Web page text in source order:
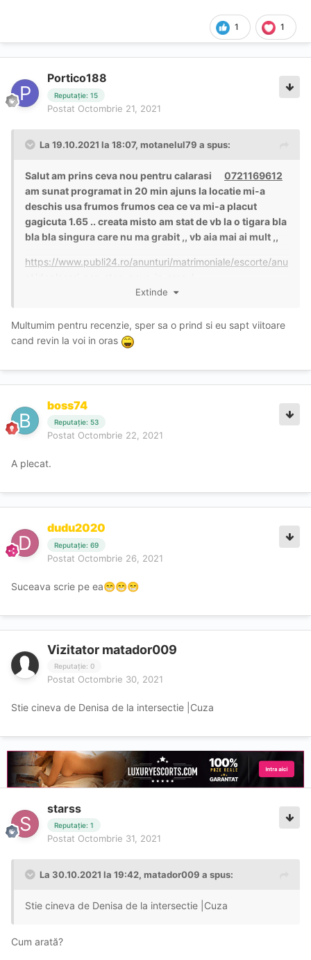
1 1
Portico188
Reputație: 15
Postat Octombrie 21, 2021
La 19.10.2021 la 18:07, motanelul79 a spus:
Salut am prins ceva nou pentru calarasi 0721169612
am sunat programat in 20 min ajuns la locatie mi-a
deschis usa frumos frumos cea ce va mi-a placut
gagicuta 1.65 .. creata misto am stat de vb la o tigara bla
bla bla singura care nu ma grabit ,, vb aia mai ai mult ,,
https://www.publi24.ro/anunturi/matrimoniale/escorte/anu
tau/3f8h9ef321g27fih22e717715d2h29h5.html
ca isi cauta alta locatie )
tehnica de oral de vis, inca imi tremura genunchiii... si
asta se intampla rar, fata e super.
NP 8.5 - tot ce mi-a dor inimioara nu zice nimic se
implica la maxim fata
DE REVENIT
Extinde
Multumim pentru recenzie, sper sa o prind si eu sapt viitoare
cand revin la voi in oras
boss74
Reputație: 53
Postat Octombrie 22, 2021
A plecat.
dudu2020
Reputație: 69
Postat Octombrie 26, 2021
Suceava scrie pe ea😁😁😁
Vizitator matador009
Reputație: 0
Postat Octombrie 30, 2021
Stie cineva de Denisa de la intersectie |Cuza
starss
Reputație: 1
Postat Octombrie 31, 2021
La 30.10.2021 la 19:42, matador009 a spus:
Stie cineva de Denisa de la intersectie |Cuza
Cum arată?